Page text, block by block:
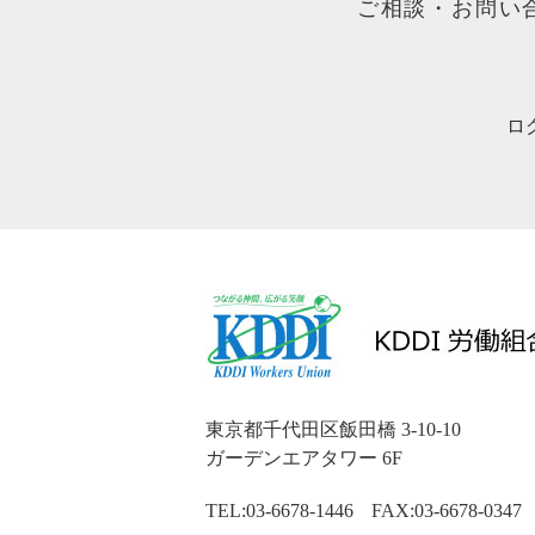
ご相談・お問い
ロ
東京都千代田区飯田橋 3-10-10
ガーデンエアタワー 6F
TEL:03-6678-1446 FAX:03-6678-0347